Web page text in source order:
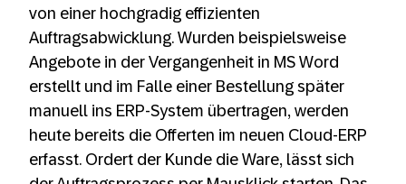
von einer hochgradig effizienten
Auftragsabwicklung. Wurden beispielsweise
Angebote in der Vergangenheit in MS Word
erstellt und im Falle einer Bestellung später
manuell ins ERP-System übertragen, werden
heute bereits die Offerten im neuen Cloud-ERP
erfasst. Ordert der Kunde die Ware, lässt sich